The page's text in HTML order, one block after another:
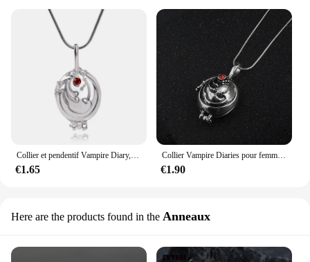
€1.65
Collier Vampire Diaries pour femme, pendentif en cristal romantique, colliers de la présidence, bijoux de collier à breloques, film populaire, Elena, Gilbert, Vervain
€1.90
Here are the products found in the Anneaux